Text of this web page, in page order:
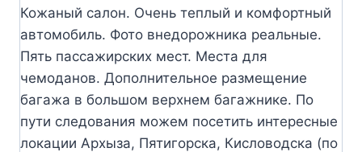
Кожаный салон. Очень теплый и комфортный
автомобиль. Фото внедорожника реальные.
Пять пассажирских мест. Места для
чемоданов. Дополнительное размещение
багажа в большом верхнем багажнике. По
пути следования можем посетить интересные
локации Архыза, Пятигорска, Кисловодска (по